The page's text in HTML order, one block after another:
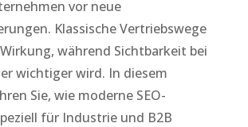
vor neue
Klassische Vertriebswege
während Sichtbarkeit bei
wichtiger wird. In diesem
Sie, wie moderne SEO-
für Industrie und B2B